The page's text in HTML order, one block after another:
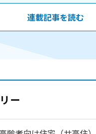
連載記事を読む
ー